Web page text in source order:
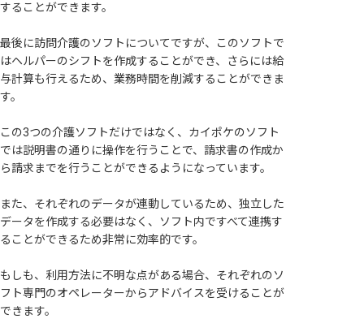
することができます。
最後に訪問介護のソフトについてですが、このソフトで
はヘルパーのシフトを作成することができ、さらには給
与計算も行えるため、業務時間を削減することができま
す。
この3つの介護ソフトだけではなく、カイポケのソフト
では説明書の通りに操作を行うことで、請求書の作成か
ら請求までを行うことができるようになっています。
また、それぞれのデータが連動しているため、独立した
データを作成する必要はなく、ソフト内ですべて連携す
ることができるため非常に効率的です。
もしも、利用方法に不明な点がある場合、それぞれのソ
フト専門のオペレーターからアドバイスを受けることが
できます。